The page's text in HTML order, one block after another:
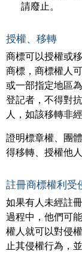
請廢止。
授權、移轉
商標可以授權或
商標，商標權人
或一部指定地區
登記者，不得對
人，如該移轉非
證明標章權、團
得移轉、授權他
註冊商標權利受
如果有人未經註
過程中，他們可
權人就可以對侵
止其侵權行為，